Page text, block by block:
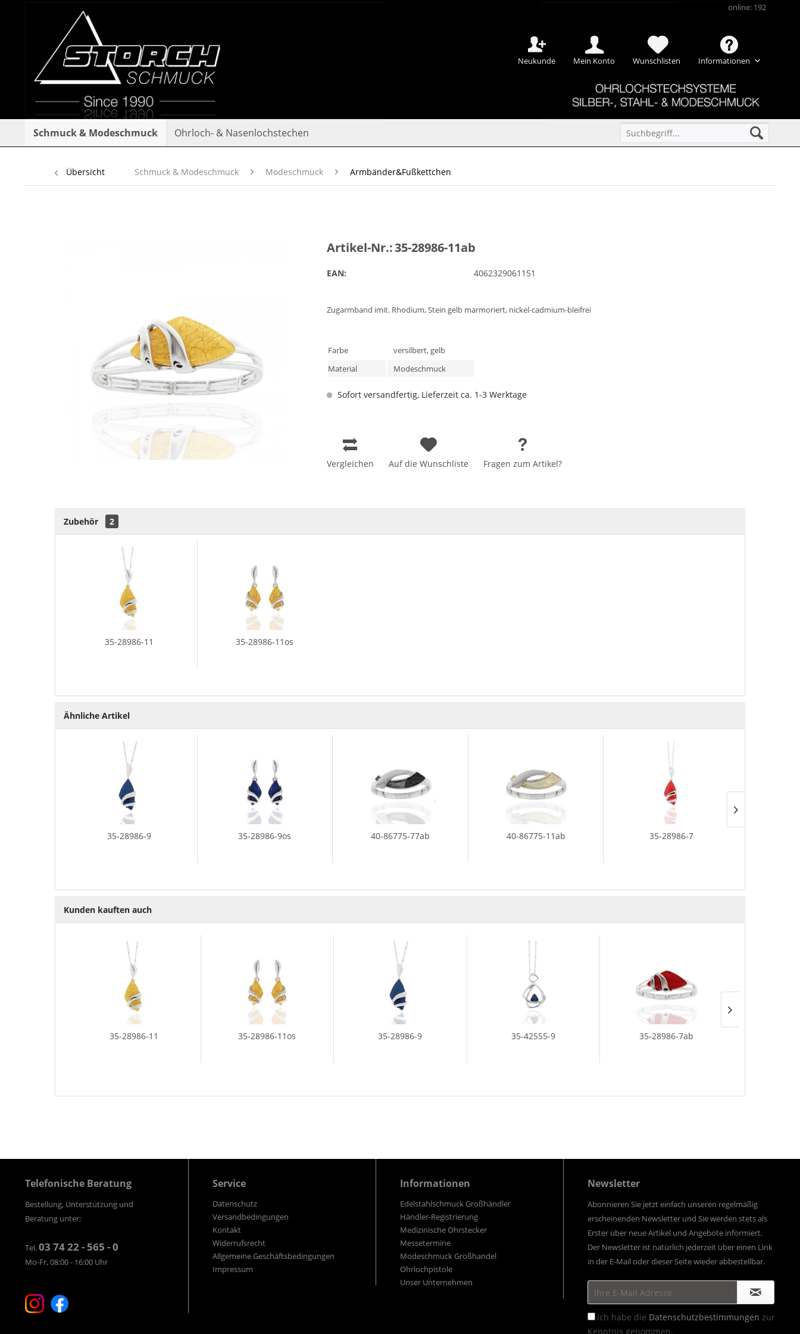
Neukunde Mein Konto Wunschlisten Informationen
online: 192
Schmuck & Modeschmuck Ohrloch- & Nasenlochstechen
Übersicht Schmuck & Modeschmuck Modeschmuck Armbänder&Fußkettchen
Artikel-Nr.:35-28986-11ab
EAN: 4062329061151
Zugarmband imit. Rhodium, Stein gelb marmoriert, nickel-cadmium-bleifrei
Farbe
versilbert, gelb
Material
Modeschmuck
Sofort versandfertig, Lieferzeit ca. 1-3 Werktage
Vergleichen Auf die Wunschliste Fragen zum Artikel?
Zubehör 2
35-28986-11 35-28986-11os
Ähnliche Artikel
35-28986-9 35-28986-9os 40-86775-77ab 40-86775-11ab 35-28986-7
Kunden kauften auch
35-28986-11 35-28986-11os 35-28986-9 35-42555-9 35-28986-7ab
Telefonische Beratung
Bestellung, Unterstützung und
Beratung unter:
Tel.03 74 22 - 565 - 0
Mo-Fr, 08:00 - 16:00 Uhr
Service
Datenschutz
Versandbedingungen
Kontakt
Widerrufsrecht
Allgemeine Geschäftsbedingungen
Impressum
Informationen
Edelstahlschmuck Großhändler
Händler-Registrierung
Medizinische Ohrstecker
Messetermine
Modeschmuck Großhandel
Ohrlochpistole
Unser Unternehmen
Newsletter
Abonnieren Sie jetzt einfach unseren regelmäßig
erscheinenden Newsletter und Sie werden stets als
Erster über neue Artikel und Angebote informiert.
Der Newsletter ist natürlich jederzeit über einen Link
in der E-Mail oder dieser Seite wieder abbestellbar.
Ich habe die Datenschutzbestimmungen zur
Kenntnis genommen.